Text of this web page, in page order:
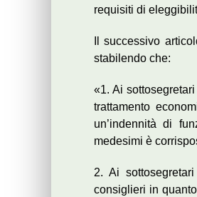
requisiti di
Il successivo
stabilendo che:
«1. Ai
trattamento
un’indennità di
medesimi è
2. Ai
consiglieri in